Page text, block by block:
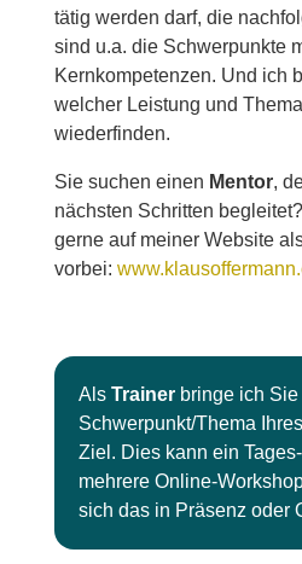
tätig werden darf, die
sind u.a. die Schwerpunkte
Kernkompetenzen. Und ich
welcher Leistung und
wiederfinden.
Sie suchen einen Mentor,
nächsten Schritten
gerne auf meiner Website
vorbei:
Als Trainerbringe ich Sie
Schwerpunkt/Thema
Ziel. Dies kann ein
mehrere Online-
sich das in Präsenz oder